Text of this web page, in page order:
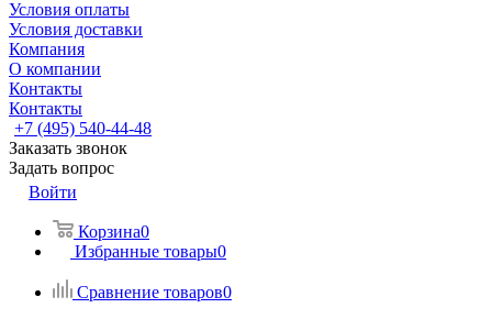
Условия оплаты
Условия доставки
Компания
О компании
Контакты
Контакты
+7 (495) 540-44-48
Заказать звонок
Задать вопрос
Войти
Корзина0
Избранные товары0
Сравнение товаров0